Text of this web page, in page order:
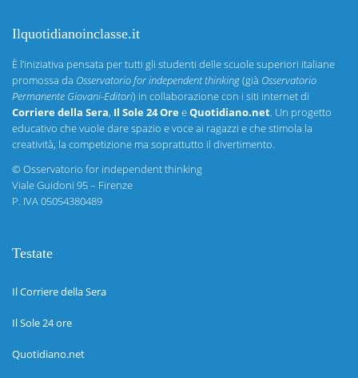
Ilquotidianoinclasse.it
È l’iniziativa pensata per tutti gli studenti delle scuole superiori italiane
promossa da Osservatorio for independent thinking(già Osservatorio
Permanente Giovani-Editori) in collaborazione con i siti internet di
Corriere della Sera, Il Sole 24 OreeQuotidiano.net. Un progetto
educativo che vuole dare spazio e voce ai ragazzi e che stimola la
creatività, la competizione ma soprattutto il divertimento.
©Osservatorio for independent thinking
Viale Guidoni 95 – Firenze
P. IVA 05054380489
Testate
Il Corriere della Sera
Il Sole 24 ore
Quotidiano.net